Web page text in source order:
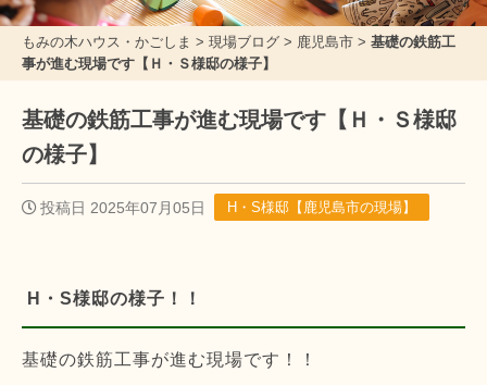
もみの木ハウス・かごしま > 現場ブログ > 鹿児島市 > 基礎の鉄筋工
事が進む現場です【Ｈ・Ｓ様邸の様子】
基礎の鉄筋工事が進む現場です【Ｈ・Ｓ様邸
の様子】
投稿日 2025年07月05日 H・S様邸【鹿児島市の現場】
H・S様邸の様子！！
基礎の鉄筋工事が進む現場です！！